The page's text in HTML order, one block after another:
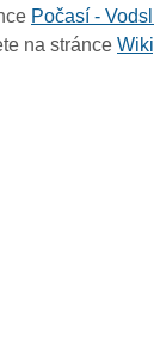
Počasí -
na stránce